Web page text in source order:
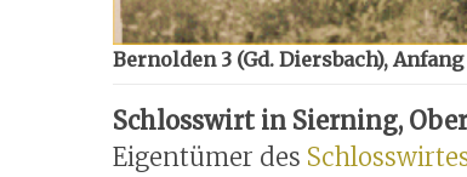
Bernolden 3 (Gd. Diersbach),
Schlosswirt in Sierning,
Eigentümer des